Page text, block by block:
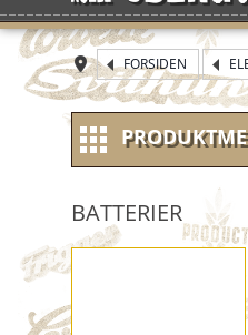
FORSIDEN
NOS (new old
HJUL / FELG /
BATTERIER